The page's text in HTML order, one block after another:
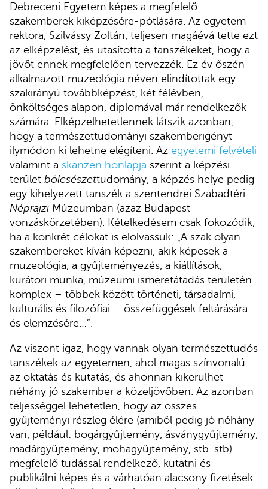
Debreceni Egyetem képes a megfelelő
szakemberek kiképzésére-pótlására. Az egyetem
rektora, Szilvássy Zoltán, teljesen magáévá tette ezt
az elképzelést, és utasította a tanszékeket, hogy a
jövőt ennek megfelelően tervezzék. Ez év őszén
alkalmazott muzeológia néven elindítottak egy
szakirányú továbbképzést, két félévben,
önköltséges alapon, diplomával már rendelkezők
számára. Elképzelhetetlennek látszik azonban,
hogy a természettudományi szakemberigényt
ilymódon ki lehetne elégíteni. Az egyetemi felvételi
valamint a skanzen honlapja szerint a képzési
terület bölcsészettudomány, a képzés helye pedig
egy kihelyezett tanszék a szentendrei Szabadtéri
Néprajzi Múzeumban (azaz Budapest
vonzáskörzetében). Kételkedésem csak fokozódik,
ha a konkrét célokat is elolvassuk: „A szak olyan
szakembereket kíván képezni, akik képesek a
muzeológia, a gyűjteményezés, a kiállítások,
kurátori munka, múzeumi ismeretátadás területén
komplex – többek között történeti, társadalmi,
kulturális és filozófiai – összefüggések feltárására
és elemzésére…”.
Az viszont igaz, hogy vannak olyan természettudós
tanszékek az egyetemen, ahol magas színvonalú
az oktatás és kutatás, és ahonnan kikerülhet
néhány jó szakember a közeljövőben. Az azonban
teljességgel lehetetlen, hogy az összes
gyűjteményi részleg élére (amiből pedig jó néhány
van, például: bogárgyűjtemény, ásványgyűjtemény,
madárgyűjtemény, mohagyűjtemény, stb. stb)
megfelelő tudással rendelkező, kutatni és
publikálni képes és a várhatóan alacsony fizetések